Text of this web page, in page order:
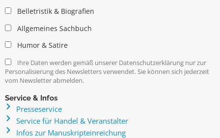
Belletristik & Biografien
Allgemeines Sachbuch
Humor & Satire
Ihre Daten werden gemäß unserer Datenschutzerklärung nur zur
Personalisierung des Newsletters verwendet. Sie können sich jederzeit
vom Newsletter abmelden.
Service & Infos
Presseservice
Service für Handel & Veranstalter
Infos zur Manuskripteinreichung